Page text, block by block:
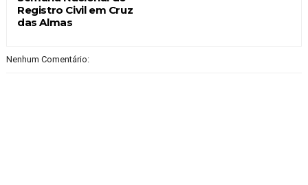
Registro Civil em Cruz
das Almas
Nenhum Comentário: